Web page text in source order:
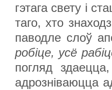
гэтага свету і
таго, хто
паводле слоў
робіце, усё
погляд
адрозніваюцца